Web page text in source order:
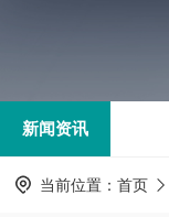
新闻资讯
当前位置： 首页